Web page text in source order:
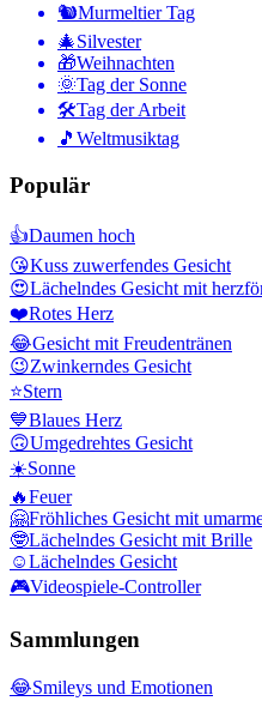
🐿Murmeltier Tag
🎄Silvester
🎁Weihnachten
🌞Tag der Sonne
🛠Tag der Arbeit
🎵 Weltmusiktag
Populär
👍Daumen hoch
😘Kuss zuwerfendes Gesicht
😍Lächelndes Gesicht mit
❤️Rotes Herz
😂Gesicht mit Freudentränen
😉Zwinkerndes Gesicht
⭐Stern
💙Blaues Herz
🙃Umgedrehtes Gesicht
☀️Sonne
🔥Feuer
🤗Fröhliches Gesicht mit
🤓Lächelndes Gesicht mit Brille
☺️Lächelndes Gesicht
🎮Videospiele-Controller
Sammlungen
😂Smileys und Emotionen